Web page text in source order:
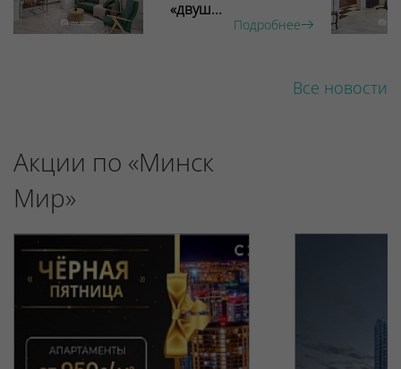
«двуш...
Подробнее
Все новости
Акции по «Минск
Мир»